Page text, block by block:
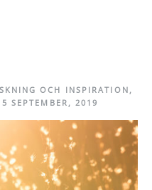
OCH INSPIRATION ,
5 SEPTEMBER, 2019